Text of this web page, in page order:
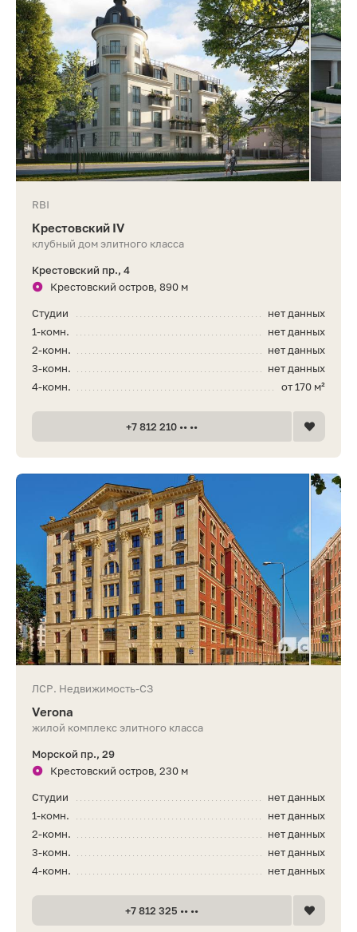
RBI
Крестовский IV
клубный дом элитного класса
Крестовский пр., 4
Крестовский остров, 890 м
нет данных
Студии
нет данных
1-комн.
нет данных
2-комн.
нет данных
3-комн.
от 170 м²
4-комн.
+7 812 210 •• ••
ЛСР. Недвижимость-СЗ
Verona
жилой комплекс элитного класса
Морской пр., 29
Крестовский остров, 230 м
нет данных
Студии
нет данных
1-комн.
нет данных
2-комн.
нет данных
3-комн.
нет данных
4-комн.
+7 812 325 •• ••